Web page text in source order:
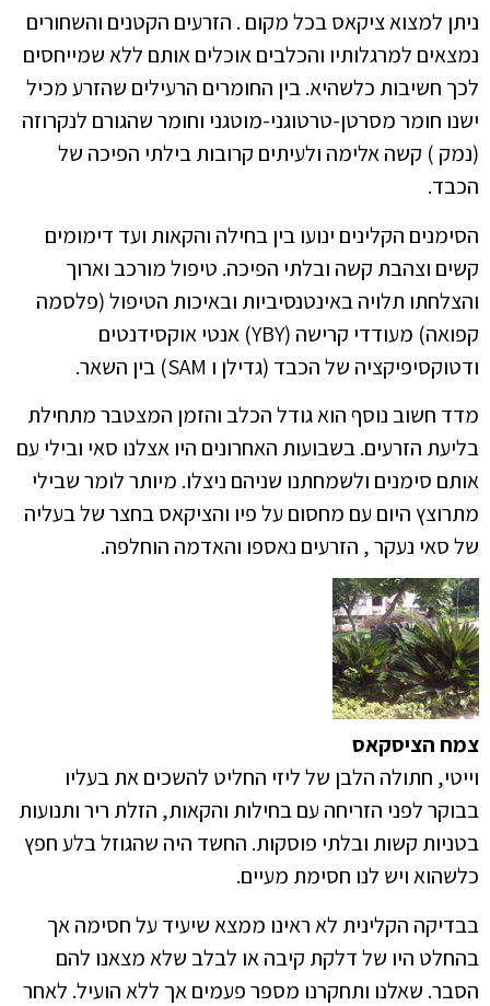
ניתן למצוא ציקאס בכל מקום . הזרעים הקטנים והשחורים
נמצאים למרגלותיו והכלבים אוכלים אותם ללא שמייחסים
לכך חשיבות כלשהיא. בין החומרים הרעילים שהזרע מכיל
ישנו חומר מסרטן-טרטוגני-מוטגני וחומר שהגורם לנקרוזה
(נמק ) קשה אלימה ולעיתים קרובות בילתי הפיכה של
הכבד.
הסימנים הקלינים ינועו בין בחילה והקאות ועד דימומים
קשים וצהבת קשה ובלתי הפיכה. טיפול מורכב וארוך
והצלחתו תלויה באינטנסיביות ובאיכות הטיפול (פלסמה
קפואה) מעודדי קרישה (YBY) אנטי אוקסידנטים
ודטוקסיפיקציה של הכבד (גדילן ו SAM) בין השאר.
מדד חשוב נוסף הוא גודל הכלב והזמן המצטבר מתחילת
בליעת הזרעים. בשבועות האחרונים היו אצלנו סאי ובילי עם
אותם סימנים ולשמחתנו שניהם ניצלו. מיותר לומר שבילי
מתרוצץ היום עם מחסום על פיו והציקאס בחצר של בעליה
של סאי נעקר , הזרעים נאספו והאדמה הוחלפה.
צמח הציסקאס
וייטי, חתולה הלבן של ליזי החליט להשכים את בעליו
בבוקר לפני הזריחה עם בחילות והקאות, הזלת ריר ותנועות
בטניות קשות ובלתי פוסקות. החשד היה שהגוזל בלע חפץ
כלשהוא ויש לנו חסימת מעיים.
בבדיקה הקלינית לא ראינו ממצא שיעיד על חסימה אך
בהחלט היו של דלקת קיבה או לבלב שלא מצאנו להם
הסבר. שאלנו ותחקרנו מספר פעמים אך ללא הועיל. לאחר